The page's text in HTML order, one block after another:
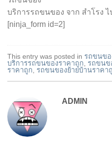
บริการรถขนของ จาก สำโรง
[ninja_form id=2]
This entry was posted in รถขนขอ
บริการรถขนของราคาถูก, รถขนข
ราคาถูก, รถขนของย้ายบ้านราคา
ADMIN